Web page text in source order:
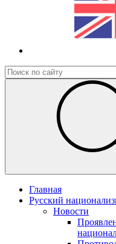
Главная
Русский
Новости